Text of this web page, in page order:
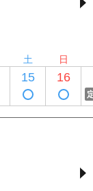
土
15
日
16